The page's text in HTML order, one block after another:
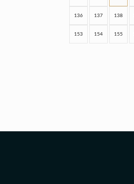
136 137 138
153 154 155